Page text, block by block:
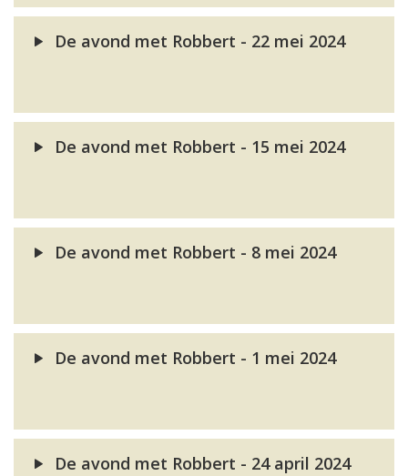
De avond met Robbert - 22 mei 2024
De avond met Robbert - 15 mei 2024
De avond met Robbert - 8 mei 2024
De avond met Robbert - 1 mei 2024
De avond met Robbert - 24 april 2024